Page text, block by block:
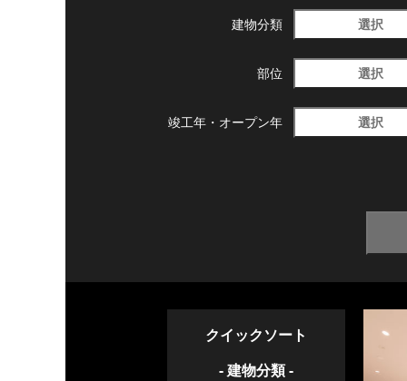
建物分類 選択
部位 選択
竣工年・ オープン年 選択
クイックソート
- 建物分類 -